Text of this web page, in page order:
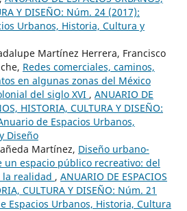
Y DISEÑO: Núm. 24 (2017):
Urbanos, Historia, Cultura y
Martínez Herrera, Francisco
Redes comerciales, caminos,
en algunas zonas del México
del siglo XVI , ANUARIO DE
HISTORIA, CULTURA Y DISEÑO:
de Espacios Urbanos,
Diseño
Martínez, Diseño urbano-
un espacio público recreativo: del
la realidad , ANUARIO DE ESPACIOS
CULTURA Y DISEÑO: Núm. 21
Espacios Urbanos, Historia, Cultura